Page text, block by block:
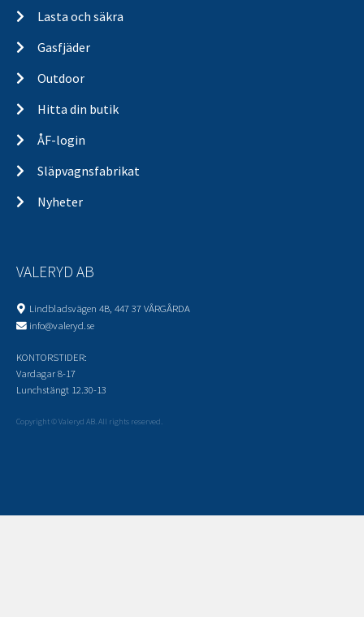
Lasta och säkra
Gasfjäder
Outdoor
Hitta din butik
ÅF-login
Släpvagnsfabrikat
Nyheter
VALERYD AB
Lindbladsvägen 4B, 447 37 VÅRGÅRDA
info@valeryd.se
KONTORSTIDER:
Vardagar 8-17
Lunchstängt 12.30-13
Copyright © Valeryd AB. All rights reserved.